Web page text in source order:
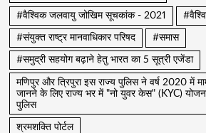
#वैश्विक जलवायु जोखिम सूचकांक - 2021
#संयुक्त राष्ट्र मानवाधिकार परिषद #समास
#समुद्री सहयोग बढ़ाने हेतु भारत का 5 सूत्री एजेंडा
मणिपुर और त्रिपुरा इस राज्य पुलिस ने वर्ष 2020 में
जानने के लिए राज्य भर में "नो युवर केस" (KYC)
पुलिस
श्रमशक्ति पोर्टल